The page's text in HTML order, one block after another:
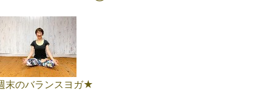
末のバランスヨガ★